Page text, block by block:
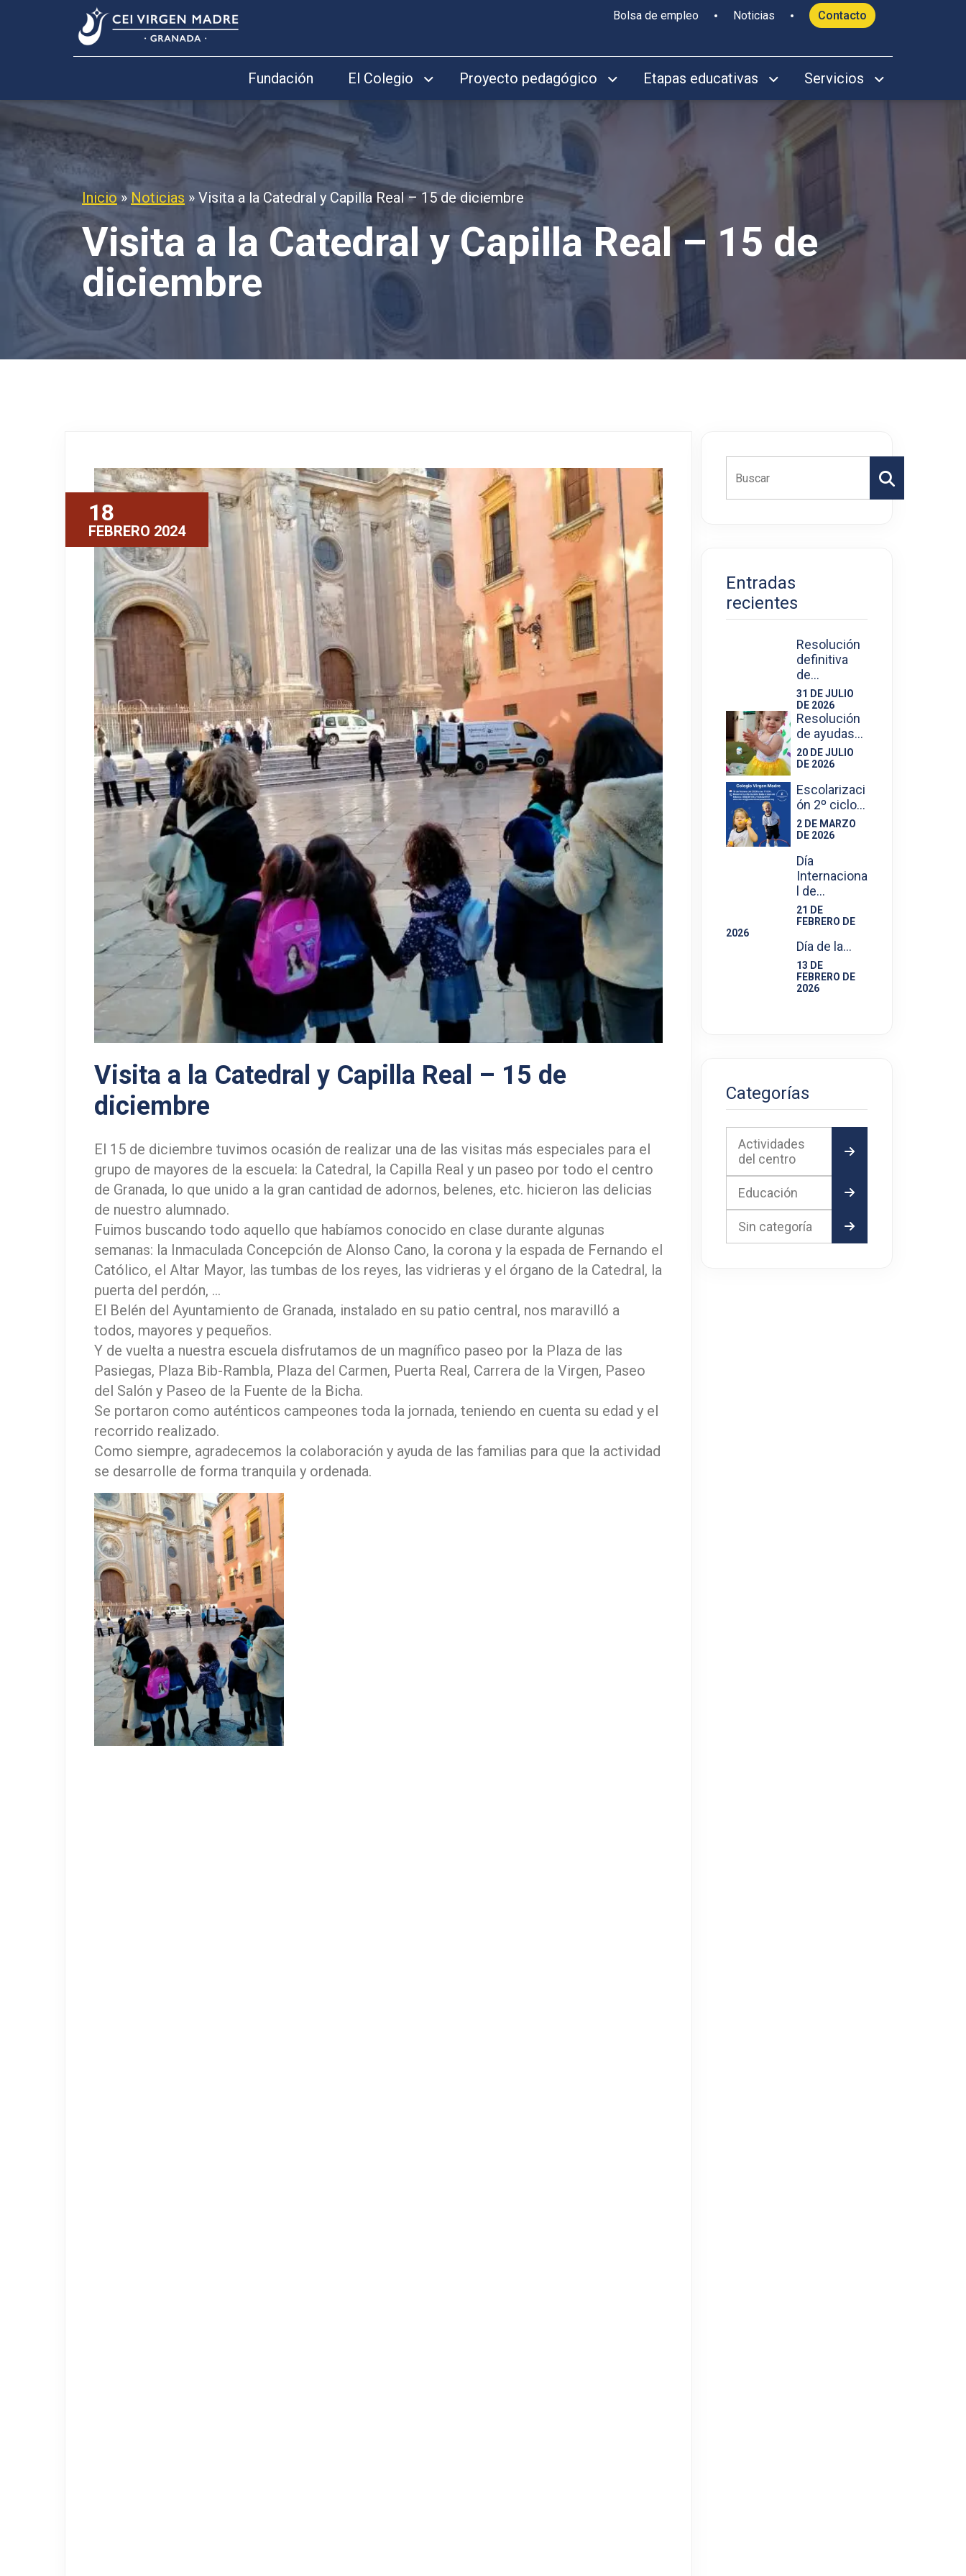
Bolsa de empleo Noticias Contacto
Fundación El Colegio Proyecto pedagógico Etapas educativas Servicios
Inicio» Noticias » Visita a la Catedral y Capilla Real – 15 de diciembre
Visita a la Catedral y Capilla Real – 15 de
diciembre
18
FEBRERO 2024
Visita a la Catedral y Capilla Real – 15 de
diciembre
El 15 de diciembre tuvimos ocasión de realizar una de las visitas más especiales para el
grupo de mayores de la escuela: la Catedral, la Capilla Real y un paseo por todo el centro
de Granada, lo que unido a la gran cantidad de adornos, belenes, etc. hicieron las delicias
de nuestro alumnado.
Fuimos buscando todo aquello que habíamos conocido en clase durante algunas
semanas: la Inmaculada Concepción de Alonso Cano, la corona y la espada de Fernando el
Católico, el Altar Mayor, las tumbas de los reyes, las vidrieras y el órgano de la Catedral, la
puerta del perdón, …
El Belén del Ayuntamiento de Granada, instalado en su patio central, nos maravilló a
todos, mayores y pequeños.
Y de vuelta a nuestra escuela disfrutamos de un magnífico paseo por la Plaza de las
Pasiegas, Plaza Bib-Rambla, Plaza del Carmen, Puerta Real, Carrera de la Virgen, Paseo
del Salón y Paseo de la Fuente de la Bicha.
Se portaron como auténticos campeones toda la jornada, teniendo en cuenta su edad y el
recorrido realizado.
Como siempre, agradecemos la colaboración y ayuda de las familias para que la actividad
se desarrolle de forma tranquila y ordenada.
Buscar
Entradas
recientes
Resolución
definitiva
de…
31 DE JULIO
DE 2026
Resolución
de ayudas…
20 DE JULIO
DE 2026
Escolarizaci
ón 2º ciclo…
2 DE MARZO
DE 2026
Día
Internaciona
l de…
21 DE
FEBRERO DE
2026
Día de la…
13 DE
FEBRERO DE
2026
Categorías
Actividades
del centro
Educación
Sin categoría